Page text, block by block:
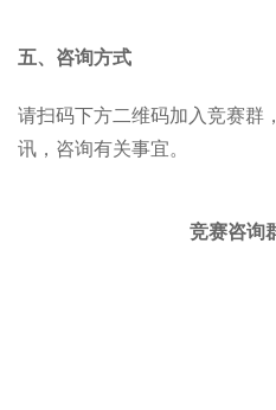
五、咨询方式
请扫码下方二维码加入竞赛群
讯，咨询有关事宜。
竞赛咨询